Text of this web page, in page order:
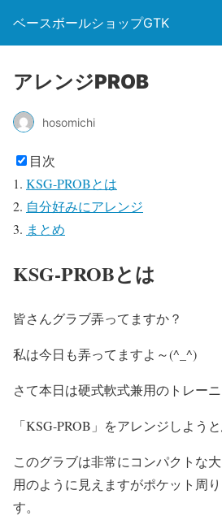
ベースボールショップGTK
アレンジPROB
hosomichi
目次
KSG-PROBとは
自分好みにアレンジ
まとめ
KSG-PROBとは
皆さんグラブ弄ってますか？
私は今日も弄ってますよ～(^_^)
さて本日は硬式軟式兼用のトレー
「KSG-PROB」をアレンジしようと
このグラブは非常にコンパクトな
用のように見えますがポケット周
す。